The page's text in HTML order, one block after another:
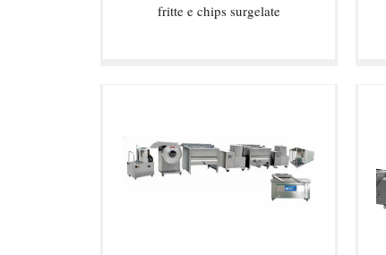
fritte e chips surgelate